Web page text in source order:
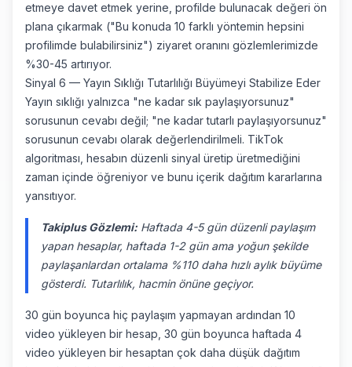
etmeye davet etmek yerine, profilde bulunacak değeri ön
plana çıkarmak ("Bu konuda 10 farklı yöntemin hepsini
profilimde bulabilirsiniz") ziyaret oranını gözlemlerimizde
%30-45 artırıyor.
Sinyal 6 — Yayın Sıklığı Tutarlılığı Büyümeyi Stabilize Eder
Yayın sıklığı yalnızca "ne kadar sık paylaşıyorsunuz"
sorusunun cevabı değil; "ne kadar tutarlı paylaşıyorsunuz"
sorusunun cevabı olarak değerlendirilmeli. TikTok
algoritması, hesabın düzenli sinyal üretip üretmediğini
zaman içinde öğreniyor ve bunu içerik dağıtım kararlarına
yansıtıyor.
Takiplus Gözlemi: Haftada 4-5 gün düzenli paylaşım
yapan hesaplar, haftada 1-2 gün ama yoğun şekilde
paylaşanlardan ortalama %110 daha hızlı aylık büyüme
gösterdi. Tutarlılık, hacmin önüne geçiyor.
30 gün boyunca hiç paylaşım yapmayan ardından 10
video yükleyen bir hesap, 30 gün boyunca haftada 4
video yükleyen bir hesaptan çok daha düşük dağıtım